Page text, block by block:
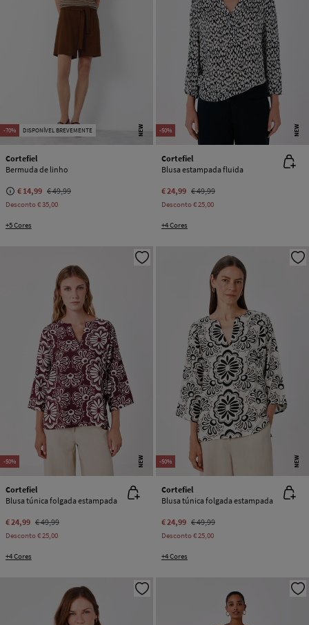
-70% DISPONÍVEL BREVEMENTE NEW
Cortefiel
Bermuda de linho
€ 14,99 € 49,99
Desconto€ 35,00
+5 Cores
-50% NEW
Cortefiel
Blusa estampada fluida
€ 24,99 € 49,99
Desconto€ 25,00
+4 Cores
-50% NEW
Cortefiel
Blusa túnica folgada estampada
€ 24,99 € 49,99
Desconto€ 25,00
+4 Cores
-50% NEW
Cortefiel
Blusa túnica folgada estampada
€ 24,99 € 49,99
Desconto€ 25,00
+4 Cores